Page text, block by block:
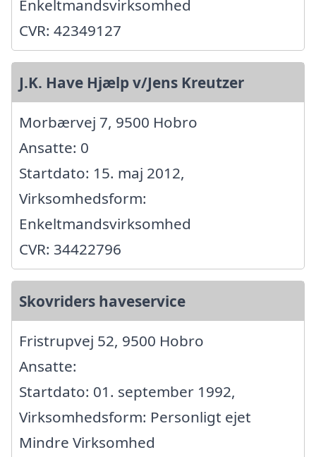
Enkeltmandsvirksomhed
CVR: 42349127
J.K. Have Hjælp v/Jens Kreutzer
Morbærvej 7, 9500 Hobro
Ansatte: 0
Startdato: 15. maj 2012,
Virksomhedsform:
Enkeltmandsvirksomhed
CVR: 34422796
Skovriders haveservice
Fristrupvej 52, 9500 Hobro
Ansatte:
Startdato: 01. september 1992,
Virksomhedsform: Personligt ejet
Mindre Virksomhed